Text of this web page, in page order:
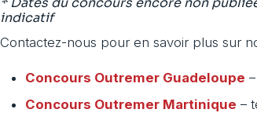
indicatif
Contactez-nous pour en savoir plus sur
Concours Outremer Guadeloupe
Concours Outremer Martinique –